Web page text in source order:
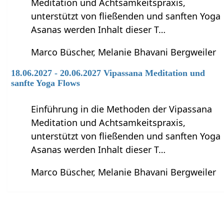
Meditation und Achtsamkeitspraxis,
unterstützt von fließenden und sanften Yoga
Asanas werden Inhalt dieser T…
Marco Büscher, Melanie Bhavani Bergweiler
18.06.2027 - 20.06.2027 Vipassana Meditation und
sanfte Yoga Flows
Einführung in die Methoden der Vipassana
Meditation und Achtsamkeitspraxis,
unterstützt von fließenden und sanften Yoga
Asanas werden Inhalt dieser T…
Marco Büscher, Melanie Bhavani Bergweiler